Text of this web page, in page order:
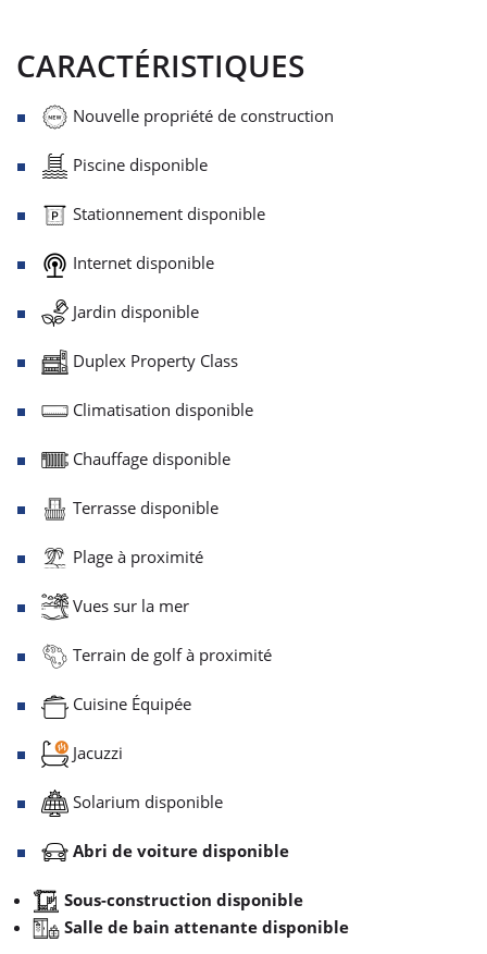
CARACTÉRISTIQUES
Nouvelle propriété de construction
Piscine disponible
Stationnement disponible
Internet disponible
Jardin disponible
Duplex Property Class
Climatisation disponible
Chauffage disponible
Terrasse disponible
Plage à proximité
Vues sur la mer
Terrain de golf à proximité
Cuisine Équipée
Jacuzzi
Solarium disponible
Abri de voiture disponible
Sous-construction disponible
Salle de bain attenante disponible